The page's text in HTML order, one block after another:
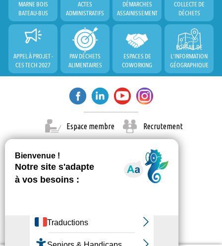
MARNE BOIS
BATEAU-BUS
ACTES
ADMINISTRATIFS
DÉMARCHES
ASSAINISSEMENT
COLLECTE DE
DÉCHETS
APPEL À PROJET -
CES TECH 2027
PAV DÉCHETS
ALIMENTAIRES
ESPACES DE
COWORKING
PORTAIL DE
L'INFORMATION
GÉOGRAPHIQUE
Espace membre Recrutement